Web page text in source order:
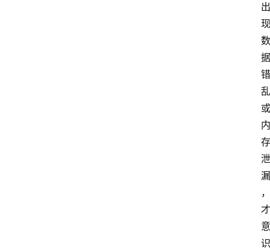
出
现
数
据
错
乱
或
内
存
泄
漏
，
才
意
识